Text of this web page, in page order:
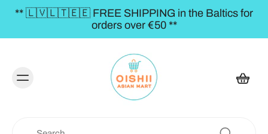
** 🇱🇻🇱🇹🇪🇪 FREE SHIPPING in the Baltics for
orders over €50 **